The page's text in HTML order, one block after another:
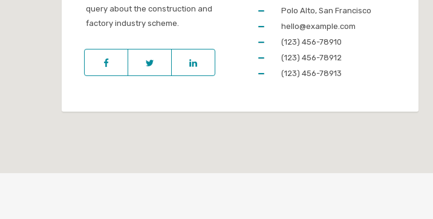
query about the construction and
factory industry scheme.
Polo Alto, San Francisco
hello@example.com
(123) 456-78910
(123) 456-78912
(123) 456-78913